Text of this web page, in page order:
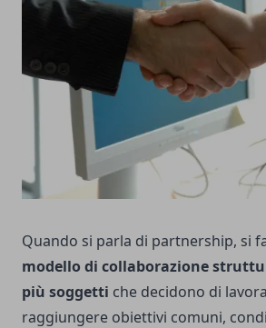
Quando si parla di partnership, si
modello di collaborazione
più soggetti che decidono di
raggiungere obiettivi comuni,